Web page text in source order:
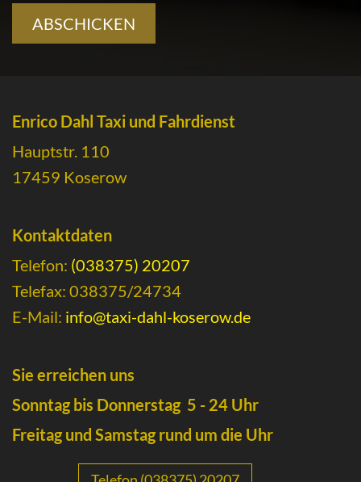
Enrico Dahl Taxi und Fahrdienst
Hauptstr. 110
17459 Koserow
Kontaktdaten
Telefon: (038375) 20207
Telefax: 038375/24734
E-Mail: info@taxi-dahl-koserow.de
Sie erreichen uns
Sonntag bis Donnerstag 5 - 24 Uhr
Freitag und Samstag rund um die Uhr